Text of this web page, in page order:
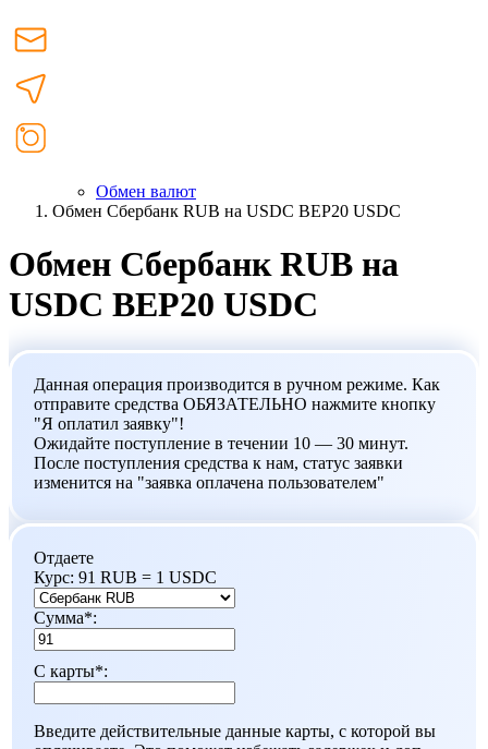
Обмен валют
Обмен Сбербанк RUB на USDC BEP20 USDC
Обмен Сбербанк RUB на
USDC BEP20 USDC
Данная операция производится в ручном режиме. Как
отправите средства ОБЯЗАТЕЛЬНО нажмите кнопку
"Я оплатил заявку"!
Ожидайте поступление в течении 10 — 30 минут.
После поступления средства к нам, статус заявки
изменится на "заявка оплачена пользователем"
Отдаете
Курс: 91 RUB = 1 USDC
Сумма*:
С карты*:
Введите действительные данные карты, с которой вы